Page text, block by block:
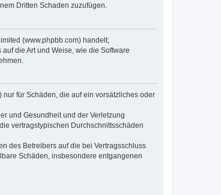
Dritten Schaden zuzufügen.
(www.phpbb.com) handelt;
die Art und Weise, wie die Software
für Schäden, die auf ein vorsätzliches oder
und Gesundheit und der Verletzung
vertragstypischen Durchschnittsschäden
des Betreibers auf die bei Vertragsschluss
Schäden, insbesondere entgangenen